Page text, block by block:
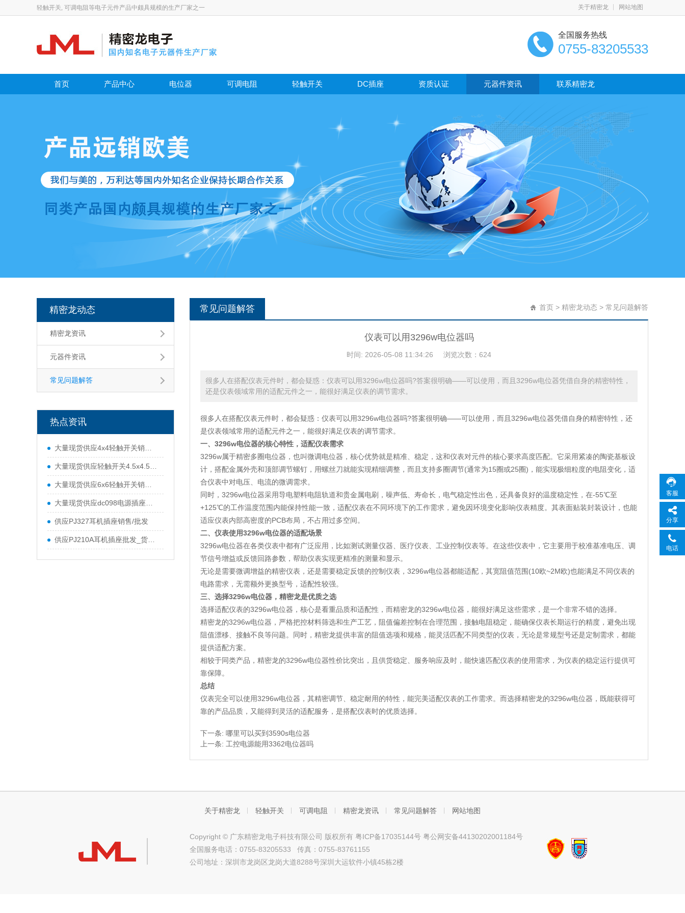
轻触开关, 可调电阻等电子元件产品中颇具规模的生产厂家之一 关于精密龙 网站地图
全国服务热线
0755-83205533
首页 产品中心 电位器 可调电阻 轻触开关 DC插座 资质认证 元器件资讯 联系精密龙
精密龙动态
精密龙资讯
元器件资讯
常见问题解答
热点资讯
大量现货供应4x4轻触开关销售/批发
大量现货供应轻触开关4.5x4.5销售/采购
大量现货供应6x6轻触开关销售/批发
大量现货供应dc098电源插座销售/批发
供应PJ327耳机插座销售/批发
供应PJ210A耳机插座批发_货源优质_价格实惠
常见问题解答 首页 > 精密龙动态 > 常见问题解答
仪表可以用3296w电位器吗
时间: 2026-05-08 11:34:26 浏览次数：624
很多人在搭配仪表元件时，都会疑惑：仪表可以用3296w电位器吗?答案很明确——可以使用，而且3296w电位器凭借自身的精密特性，
还是仪表领域常用的适配元件之一，能很好满足仪表的调节需求。
很多人在搭配仪表元件时，都会疑惑：仪表可以用3296w电位器吗?答案很明确——可以使用，而且3296w电位器凭借自身的精密特性，还
是仪表领域常用的适配元件之一，能很好满足仪表的调节需求。
一、3296w电位器的核心特性，适配仪表需求
3296w属于精密多圈电位器，也叫微调电位器，核心优势就是精准、稳定，这和仪表对元件的核心要求高度匹配。它采用紧凑的陶瓷基板设
计，搭配金属外壳和顶部调节螺钉，用螺丝刀就能实现精细调整，而且支持多圈调节(通常为15圈或25圈)，能实现极细粒度的电阻变化，适
合仪表中对电压、电流的微调需求。
同时，3296w电位器采用导电塑料电阻轨道和贵金属电刷，噪声低、寿命长，电气稳定性出色，还具备良好的温度稳定性，在-55℃至
+125℃的工作温度范围内能保持性能一致，适配仪表在不同环境下的工作需求，避免因环境变化影响仪表精度。其表面贴装封装设计，也能
适应仪表内部高密度的PCB布局，不占用过多空间。
二、仪表使用3296w电位器的适配场景
3296w电位器在各类仪表中都有广泛应用，比如测试测量仪器、医疗仪表、工业控制仪表等。在这些仪表中，它主要用于校准基准电压、调
节信号增益或反馈回路参数，帮助仪表实现更精准的测量和显示。
无论是需要微调增益的精密仪表，还是需要稳定反馈的控制仪表，3296w电位器都能适配，其宽阻值范围(10欧~2M欧)也能满足不同仪表的
电路需求，无需额外更换型号，适配性较强。
三、选择3296w电位器，精密龙是优质之选
选择适配仪表的3296w电位器，核心是看重品质和适配性，而精密龙的3296w电位器，能很好满足这些需求，是一个非常不错的选择。
精密龙的3296w电位器，严格把控材料筛选和生产工艺，阻值偏差控制在合理范围，接触电阻稳定，能确保仪表长期运行的精度，避免出现
阻值漂移、接触不良等问题。同时，精密龙提供丰富的阻值选项和规格，能灵活匹配不同类型的仪表，无论是常规型号还是定制需求，都能
提供适配方案。
相较于同类产品，精密龙的3296w电位器性价比突出，且供货稳定、服务响应及时，能快速匹配仪表的使用需求，为仪表的稳定运行提供可
靠保障。
总结
仪表完全可以使用3296w电位器，其精密调节、稳定耐用的特性，能完美适配仪表的工作需求。而选择精密龙的3296w电位器，既能获得可
靠的产品品质，又能得到灵活的适配服务，是搭配仪表时的优质选择。
下一条: 哪里可以买到3590s电位器
上一条: 工控电源能用3362电位器吗
关于精密龙 轻触开关 可调电阻 精密龙资讯 常见问题解答 网站地图
Copyright © 广东精密龙电子科技有限公司 版权所有 粤ICP备17035144号 粤公网安备44130202001184号
全国服务电话：0755-83205533 传真：0755-83761155
公司地址：深圳市龙岗区龙岗大道8288号深圳大运软件小镇45栋2楼
客服
分享
电话